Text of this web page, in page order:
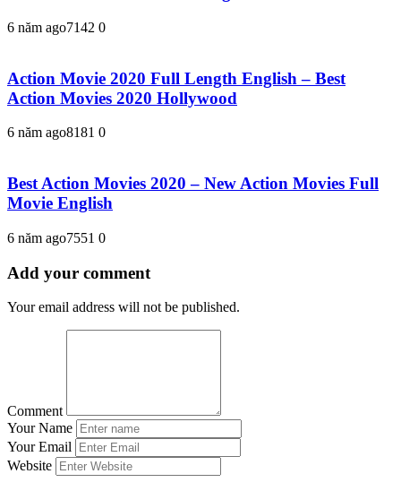
6 năm ago7142 0
Action Movie 2020 Full Length English – Best
Action Movies 2020 Hollywood
6 năm ago8181 0
Best Action Movies 2020 – New Action Movies Full
Movie English
6 năm ago7551 0
Add your comment
Your email address will not be published.
Comment
Your Name
Your Email
Website